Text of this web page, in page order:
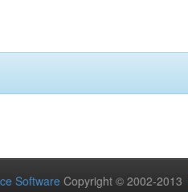
Software Copyright © 2002-2013